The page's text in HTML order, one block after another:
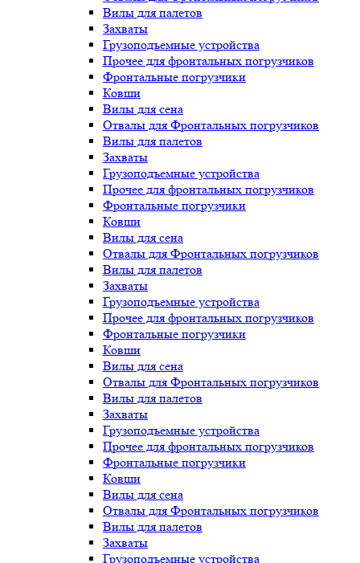
Вилы для палетов
Захваты
Грузоподъемные устройства
Прочее для фронтальных погрузчиков
Фронтальные погрузчики
Ковши
Вилы для сена
Отвалы для Фронтальных погрузчиков
Вилы для палетов
Захваты
Грузоподъемные устройства
Прочее для фронтальных погрузчиков
Фронтальные погрузчики
Ковши
Вилы для сена
Отвалы для Фронтальных погрузчиков
Вилы для палетов
Захваты
Грузоподъемные устройства
Прочее для фронтальных погрузчиков
Фронтальные погрузчики
Ковши
Вилы для сена
Отвалы для Фронтальных погрузчиков
Вилы для палетов
Захваты
Грузоподъемные устройства
Прочее для фронтальных погрузчиков
Фронтальные погрузчики
Ковши
Вилы для сена
Отвалы для Фронтальных погрузчиков
Вилы для палетов
Захваты
Грузоподъемные устройства